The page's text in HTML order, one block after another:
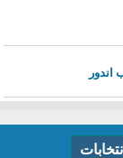
اندور
انتخابات